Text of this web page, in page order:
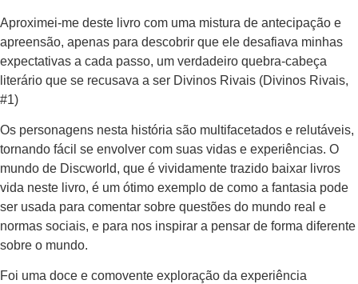
Aproximei-me deste livro com uma mistura de antecipação e
apreensão, apenas para descobrir que ele desafiava minhas
expectativas a cada passo, um verdadeiro quebra-cabeça
literário que se recusava a ser Divinos Rivais (Divinos Rivais,
#1)
Os personagens nesta história são multifacetados e relutáveis,
tornando fácil se envolver com suas vidas e experiências. O
mundo de Discworld, que é vividamente trazido baixar livros
vida neste livro, é um ótimo exemplo de como a fantasia pode
ser usada para comentar sobre questões do mundo real e
normas sociais, e para nos inspirar a pensar de forma diferente
sobre o mundo.
Foi uma doce e comovente exploração da experiência